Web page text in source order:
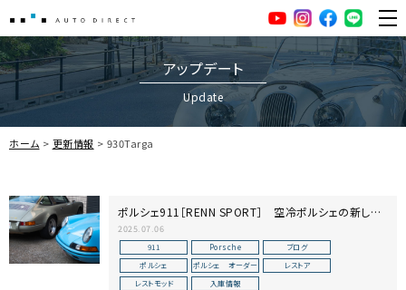
AUTO DIRECT YouTubeInstagramfacebook
LINE
アップデート
Update
ホーム 更新情報 930Targa
ポルシェ911［RENN SPORT］ 空冷ポルシェの新しい
楽しみ方
2025.07.06
911 Porsche
ブログ
ポルシェ
ポルシェ オーダー
レストア
レストモッド
入庫情報